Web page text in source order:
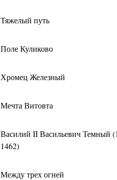
Тяжелый путь
Поле Куликово
Хромец Железный
Мечта Витовта
Василий II Васильевич Темный
1462)
Между трех огней